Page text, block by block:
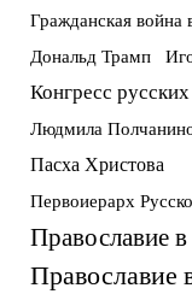
Гражданская война
Дональд Трамп
Конгресс
Людмила
Пасха Христова
Первоиерарх
Православие